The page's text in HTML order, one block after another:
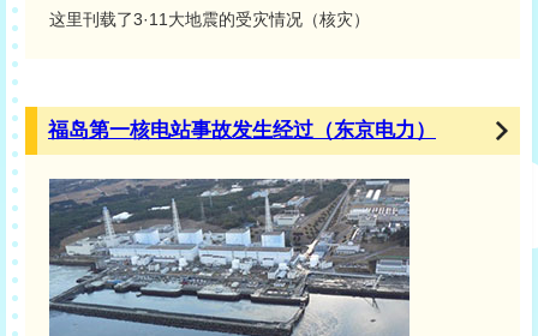
这里刊载了3·11大地震的受灾情况（核灾）
福岛第一核电站事故发生经过（东京电力）